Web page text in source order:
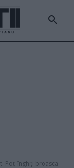
Poți înghiți broasca